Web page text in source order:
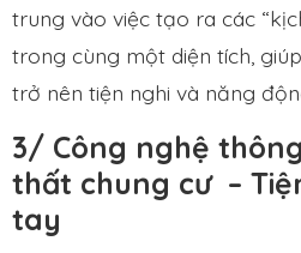
trung vào việc tạo ra các
trong cùng một diện tích,
trở nên tiện nghi và năng
3/ Công nghệ
thất chung cư –
tay